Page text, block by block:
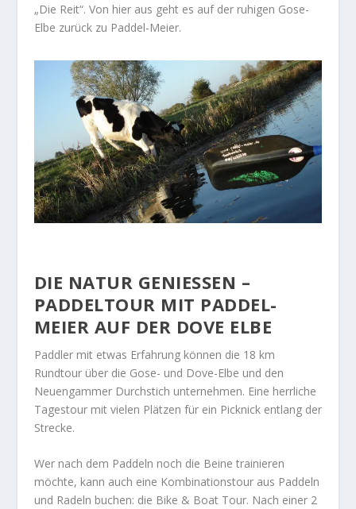
„Die Reit“. Von hier aus geht es auf der ruhigen Gose-
Elbe zurück zu Paddel-Meier.
DIE NATUR GENIESSEN – P
ADDELTOUR MIT PADDEL-M
EIER AUF DER DOVE ELBE
Paddler mit etwas Erfahrung können die 18 km
Rundtour über die Gose- und Dove-Elbe und den
Neuengammer Durchstich unternehmen. Eine herrliche
Tagestour mit vielen Plätzen für ein Picknick entlang der
Strecke.
Wer nach dem Paddeln noch die Beine trainieren
möchte, kann auch eine Kombinationstour aus Paddeln
und Radeln buchen: die Bike & Boat Tour. Nach einer 2